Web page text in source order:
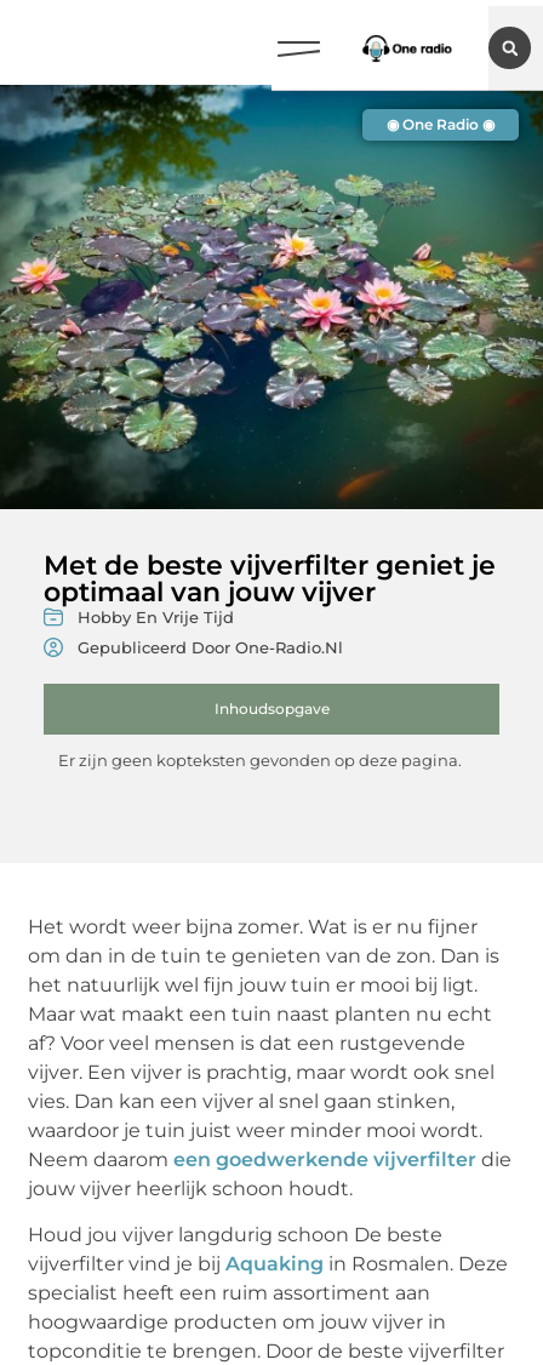
Met de beste vijverfilter geniet je
optimaal van jouw vijver
Hobby En Vrije Tijd
Gepubliceerd Door One-Radio.nl
Inhoudsopgave
Er zijn geen kopteksten gevonden op deze pagina.
◉ One Radio ◉
Het wordt weer bijna zomer. Wat is er nu fijner
om dan in de tuin te genieten van de zon. Dan is
het natuurlijk wel fijn jouw tuin er mooi bij ligt.
Maar wat maakt een tuin naast planten nu echt
af? Voor veel mensen is dat een rustgevende
vijver. Een vijver is prachtig, maar wordt ook snel
vies. Dan kan een vijver al snel gaan stinken,
waardoor je tuin juist weer minder mooi wordt.
Neem daaromeen goedwerkende vijverfilter die
jouw vijver heerlijk schoon houdt.
Houd jou vijver langdurig schoon De beste
vijverfilter vind je bijAquaking in Rosmalen. Deze
specialist heeft een ruim assortiment aan
hoogwaardige producten om jouw vijver in
topconditie te brengen. Door de beste vijverfilter